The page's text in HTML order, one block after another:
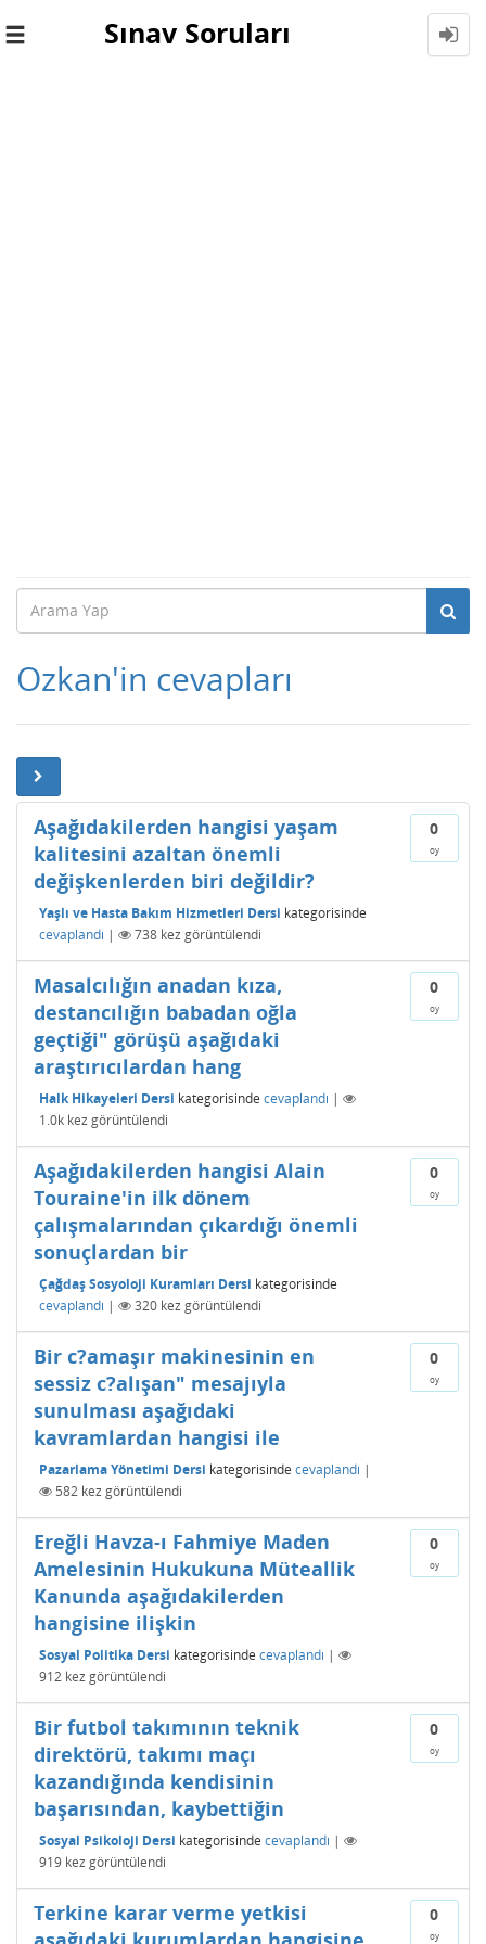
Toggle
Sınav Soruları
Ozkan'in cevapları
0
oy
Aşağıdakilerden hangisi yaşam
kalitesini azaltan önemli
değişkenlerden biri değildir?
Yaşlı ve Hasta Bakım Hizmetleri Dersi kategorisinde
cevaplandı | 738 kez görüntülendi
0
oy
Masalcılığın anadan kıza,
destancılığın babadan oğla
geçtiği" görüşü aşağıdaki
araştırıcılardan hang
Halk Hikayeleri Dersi kategorisinde cevaplandı |
1.0k kez görüntülendi
0
oy
Aşağıdakilerden hangisi Alain
Touraine'in ilk dönem
çalışmalarından çıkardığı önemli
sonuçlardan bir
Çağdaş Sosyoloji Kuramları Dersi kategorisinde
cevaplandı | 320 kez görüntülendi
0
oy
Bir c?amaşır makinesinin en
sessiz c?alışan" mesajıyla
sunulması aşağıdaki
kavramlardan hangisi ile
Pazarlama Yönetimi Dersi kategorisinde cevaplandı |
582 kez görüntülendi
0
oy
Ereğli Havza-ı Fahmiye Maden
Amelesinin Hukukuna Müteallik
Kanunda aşağıdakilerden
hangisine ilişkin
Sosyal Politika Dersi kategorisinde cevaplandı |
912 kez görüntülendi
0
oy
Bir futbol takımının teknik
direktörü, takımı maçı
kazandığında kendisinin
başarısından, kaybettiğin
Sosyal Psikoloji Dersi kategorisinde cevaplandı |
919 kez görüntülendi
0
oy
Terkine karar verme yetkisi